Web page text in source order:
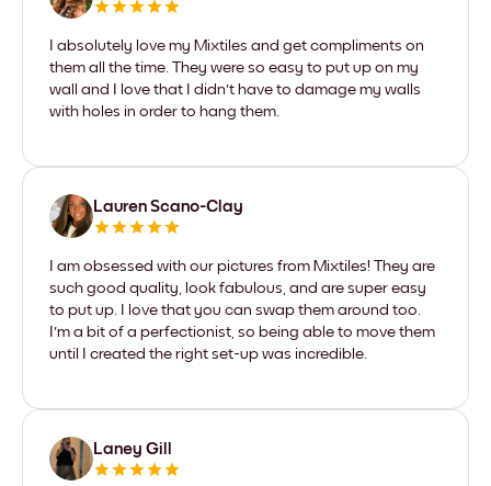
I absolutely love my Mixtiles and get compliments on
them all the time. They were so easy to put up on my
wall and I love that I didn't have to damage my walls
with holes in order to hang them.
Lauren Scano-Clay
I am obsessed with our pictures from Mixtiles! They are
such good quality, look fabulous, and are super easy
to put up. I love that you can swap them around too.
I'm a bit of a perfectionist, so being able to move them
until I created the right set-up was incredible.
Laney Gill